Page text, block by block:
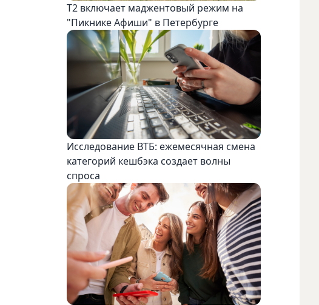
Т2 включает маджентовый режим на
"Пикнике Афиши" в Петербурге
Исследование ВТБ: ежемесячная смена
категорий кешбэка создает волны
спроса